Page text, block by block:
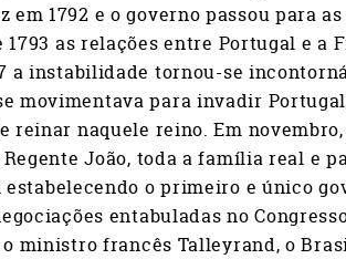
em 1792 e o governo passou para
as relações entre Portugal e a
a instabilidade tornou-se
movimentava para invadir
reinar naquele reino. Em
João, toda a família real e
estabelecendo o primeiro e único
entabuladas no
o ministro francês Talleyrand, o